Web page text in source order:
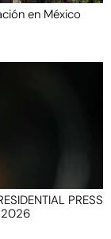
en México
PRESS
2026